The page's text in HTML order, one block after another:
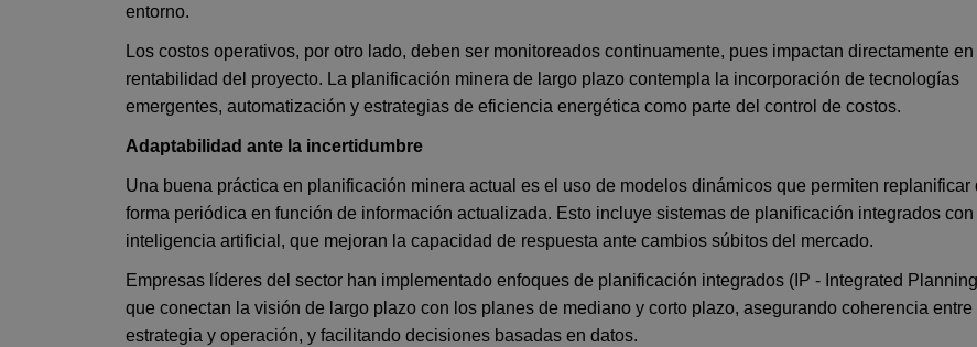
entorno.
Los costos operativos, por otro lado, deben ser monitoreados continuamente, pues impactan directamente en
rentabilidad del proyecto. La planificación minera de largo plazo contempla la incorporación de tecnologías
emergentes, automatización y estrategias de eficiencia energética como parte del control de costos.
Adaptabilidad ante la incertidumbre
Una buena práctica en planificación minera actual es el uso de modelos dinámicos que permiten replanificar
forma periódica en función de información actualizada. Esto incluye sistemas de planificación integrados con
inteligencia artificial, que mejoran la capacidad de respuesta ante cambios súbitos del mercado.
Empresas líderes del sector han implementado enfoques de planificación integrados (IP - Integrated
que conectan la visión de largo plazo con los planes de mediano y corto plazo, asegurando coherencia entre
estrategia y operación, y facilitando decisiones basadas en datos.